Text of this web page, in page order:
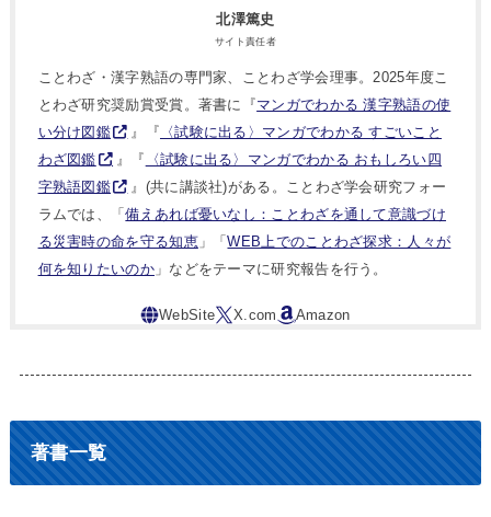
北澤篤史
サイト責任者
ことわざ・漢字熟語の専門家、ことわざ学会理事。2025年度こ
とわざ研究奨励賞受賞。著書に『マンガでわかる 漢字熟語の使
い分け図鑑
』『 〈試験に出る〉マンガでわかる すごいこと
わざ図鑑
』『
〈試験に出る〉マンガでわかる おもしろい四
字熟語図鑑
』(共に講談社)がある。ことわざ学会研究フォー
ラムでは、「備えあれば憂いなし：ことわざを通して意識づけ
る災害時の命を守る知恵」「WEB上でのことわざ探求：人々が
何を知りたいのか」などをテーマに研究報告を行う。
著書一覧